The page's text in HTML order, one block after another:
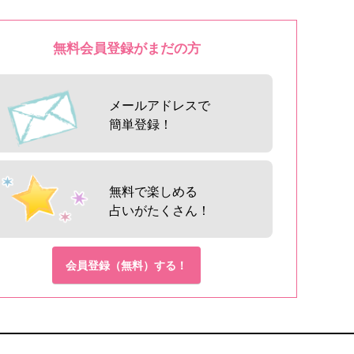
無料会員登録がまだの方
メールアドレスで
簡単登録！
無料で楽しめる
占いがたくさん！
会員登録（無料）する！